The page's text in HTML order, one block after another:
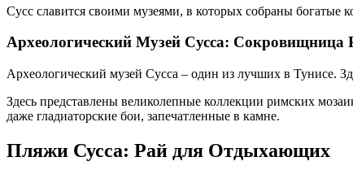
Сусс славится своими музеями, в которых собраны богатые
Археологический Музей Сусса:
Археологический музей Сусса – один из лучших в Тунисе.
Здесь представлены великолепные коллекции римских
даже гладиаторские бои, запечатленные в камне.
Пляжи Сусса: Рай для Отдыхающих